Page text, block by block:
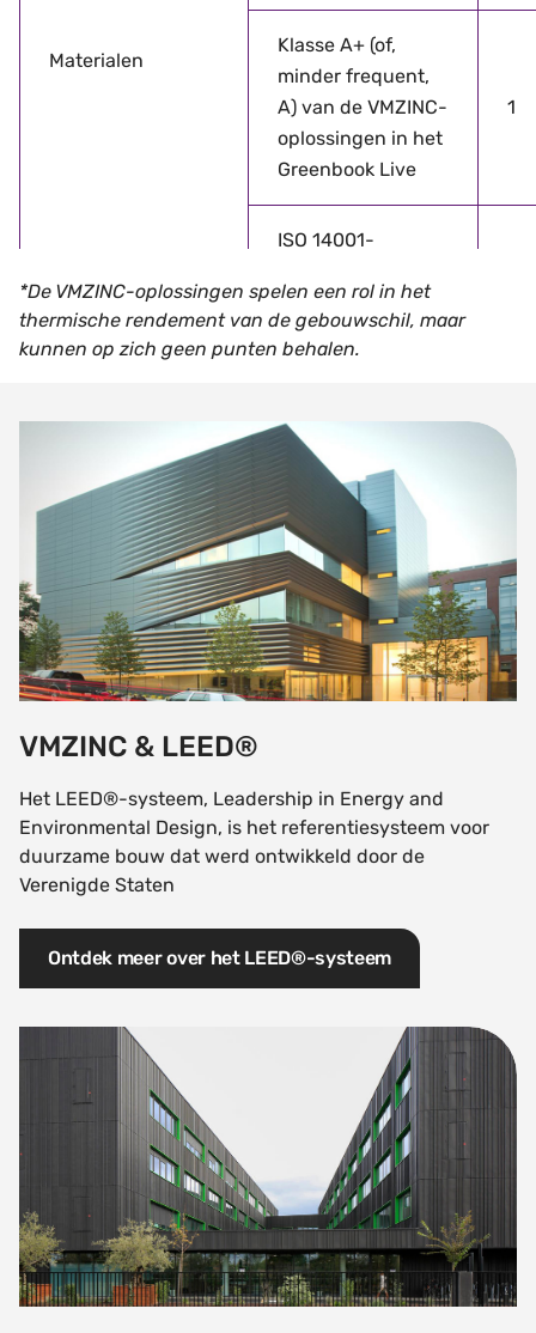
Materialen
Klasse A+ (of,
minder frequent,
A) van de VMZINC-
oplossingen in het
Greenbook Live
1
ISO 14001-
alle productiesites
van de VMZINC-
oplossingen
Gedurende de
implementaties
zinkoverschotten,
die 100%
recycleerbaar zijn
(afvalpercentage =
5% à
<<<1,9 ton/100 m²)
4
de VMZINC-
systemen met de
krachtigste
(rendement, dikte)
punten aan de
oppervlakte van
de VMZINC-
systemen.
Fotovoltaïsch
afdekkingssysteem
met staande naad
5
*De VMZINC-oplossingen spelen een rol in het
thermische rendement van de gebouwschil, maar
kunnen op zich geen punten behalen.
VMZINC & LEED®
Het LEED®-systeem, Leadership in Energy and
Environmental Design, is het referentiesysteem voor
duurzame bouw dat werd ontwikkeld door de
Verenigde Staten
Ontdek meer over het LEED®-systeem
VMZINC & HQE®